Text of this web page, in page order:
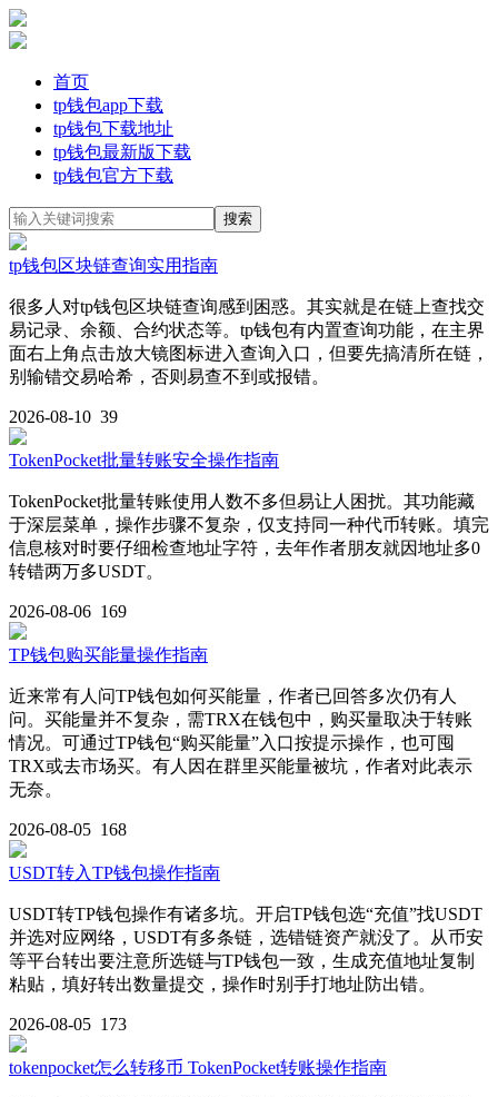
首页
tp钱包app下载
tp钱包下载地址
tp钱包最新版下载
tp钱包官方下载
tp钱包区块链查询实用指南
很多人对tp钱包区块链查询感到困惑。其实就是在链上查找交
易记录、余额、合约状态等。tp钱包有内置查询功能，在主界
面右上角点击放大镜图标进入查询入口，但要先搞清所在链，
别输错交易哈希，否则易查不到或报错。
2026-08-10 39
TokenPocket批量转账安全操作指南
TokenPocket批量转账使用人数不多但易让人困扰。其功能藏
于深层菜单，操作步骤不复杂，仅支持同一种代币转账。填完
信息核对时要仔细检查地址字符，去年作者朋友就因地址多0
转错两万多USDT。
2026-08-06 169
TP钱包购买能量操作指南
近来常有人问TP钱包如何买能量，作者已回答多次仍有人
问。买能量并不复杂，需TRX在钱包中，购买量取决于转账
情况。可通过TP钱包“购买能量”入口按提示操作，也可囤
TRX或去市场买。有人因在群里买能量被坑，作者对此表示
无奈。
2026-08-05 168
USDT转入TP钱包操作指南
USDT转TP钱包操作有诸多坑。开启TP钱包选“充值”找USDT
并选对应网络，USDT有多条链，选错链资产就没了。从币安
等平台转出要注意所选链与TP钱包一致，生成充值地址复制
粘贴，填好转出数量提交，操作时别手打地址防出错。
2026-08-05 173
tokenpocket怎么转移币 TokenPocket转账操作指南